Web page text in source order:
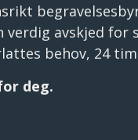
avskjed for
behov, 24
deg.